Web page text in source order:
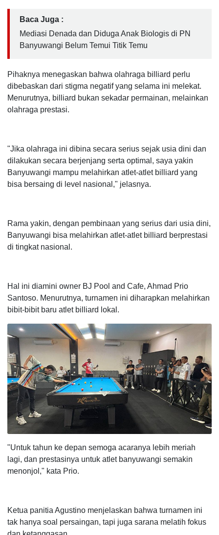
Baca Juga :
Mediasi Denada dan Diduga Anak Biologis di PN
Banyuwangi Belum Temui Titik Temu
Pihaknya menegaskan bahwa olahraga billiard perlu
dibebaskan dari stigma negatif yang selama ini melekat.
Menurutnya, billiard bukan sekadar permainan, melainkan
olahraga prestasi.
"Jika olahraga ini dibina secara serius sejak usia dini dan
dilakukan secara berjenjang serta optimal, saya yakin
Banyuwangi mampu melahirkan atlet-atlet billiard yang
bisa bersaing di level nasional," jelasnya.
Rama yakin, dengan pembinaan yang serius dari usia dini,
Banyuwangi bisa melahirkan atlet-atlet billiard berprestasi
di tingkat nasional.
Hal ini diamini owner BJ Pool and Cafe, Ahmad Prio
Santoso. Menurutnya, turnamen ini diharapkan melahirkan
bibit-bibit baru atlet billiard lokal.
"Untuk tahun ke depan semoga acaranya lebih meriah
lagi, dan prestasinya untuk atlet banyuwangi semakin
menonjol," kata Prio.
Ketua panitia Agustino menjelaskan bahwa turnamen ini
tak hanya soal persaingan, tapi juga sarana melatih fokus